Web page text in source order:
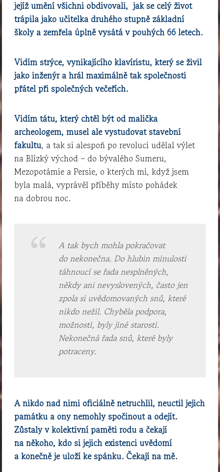
jejíž umění všichni obdivovali, jak se celý život
trápila jako učitelka druhého stupně základní
školy a zemřela úplně vysátá v pouhých 66 letech.
Vidím strýce, vynikajícího klavíristu, který se živil
jako inženýr a hrál maximálně tak společnosti
přátel při společných večeřích.
Vidím tátu, který chtěl být od malička
archeologem, musel ale vystudovat stavební
fakultu, a tak si alespoň po revoluci udělal výlet
na Blízký východ – do bývalého Sumeru,
Mezopotámie a Persie, o kterých mi, když jsem
byla malá, vyprávěl příběhy místo pohádek
na dobrou noc.
A tak bych mohla pokračovat
do nekonečna. Do hlubin minulosti
táhnoucí se řada nesplněných,
někdy ani nevyslovených, často jen
zpola si uvědomovaných snů, které
nikdo nežil. Chyběla podpora,
možnosti, byly jiné starosti.
Nekonečná řada snů, které byly
potraceny.
A nikdo nad nimi oficiálně netruchlil, neuctil jejich
památku a ony nemohly spočinout a odejít.
Zůstaly v kolektivní paměti rodu a čekají
na někoho, kdo si jejich existenci uvědomí
a konečně je uloží ke spánku. Čekají na mě.